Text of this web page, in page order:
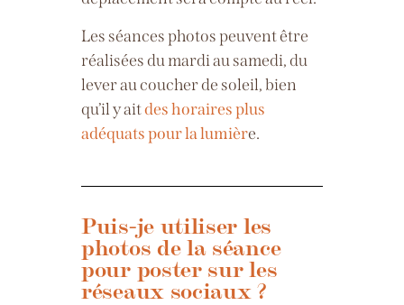
Les séances photos peuvent être
réalisées du mardi au samedi, du
lever au coucher de soleil, bien
qu’il y aitdes horaires plus
adéquats pour lalumière.
Puis-je utiliser les
photos de la séance
pour poster sur les
réseaux sociaux ?